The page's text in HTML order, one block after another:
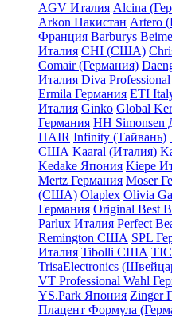
AGV Италия Alcina
Arkon Пакистан Artero
Франция Barburys
Италия CHI (США)
Comair (Германия)
Италия Diva
Ermila Германия ETI
Италия Ginko Global
Германия HH Simonsen
HAIR Infinity (Тайвань)
США Kaaral (Италия)
Kedake Япония Kiepe
Mertz Германия Moser
(США) Olaplex Olivia
Германия Original Best
Parlux Италия Perfect
Remington США SPL
Италия Tibolli США
TrisaElectronics
VT Professional Wahl
YS.Park Япония Zinger
Плацент Формула